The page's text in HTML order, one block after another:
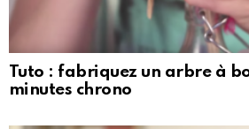
Tuto : fabriquez un arbre à
minutes chrono